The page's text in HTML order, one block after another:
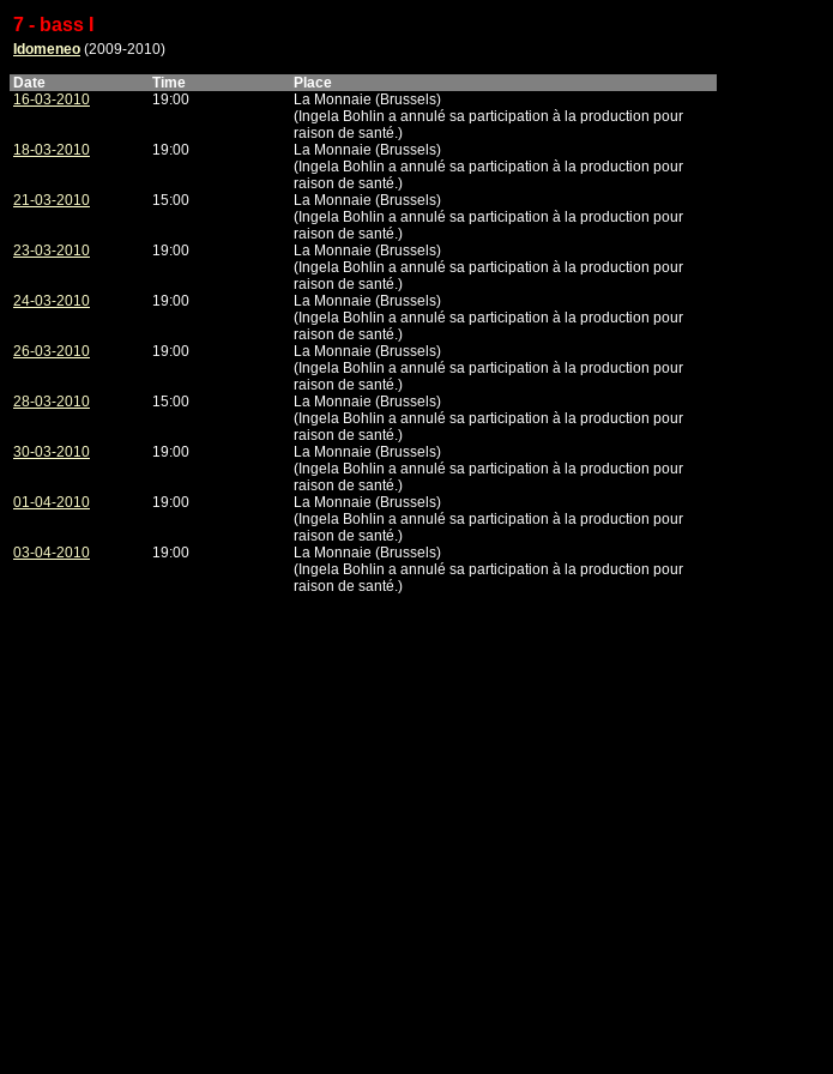
7 - bass I
Idomeneo (2009-2010)
Date
Time
Place
16-03-2010
19:00
La Monnaie (Brussels)
(Ingela Bohlin a annulé sa participation à la production pour
raison de santé.)
18-03-2010
19:00
La Monnaie (Brussels)
(Ingela Bohlin a annulé sa participation à la production pour
raison de santé.)
21-03-2010
15:00
La Monnaie (Brussels)
(Ingela Bohlin a annulé sa participation à la production pour
raison de santé.)
23-03-2010
19:00
La Monnaie (Brussels)
(Ingela Bohlin a annulé sa participation à la production pour
raison de santé.)
24-03-2010
19:00
La Monnaie (Brussels)
(Ingela Bohlin a annulé sa participation à la production pour
raison de santé.)
26-03-2010
19:00
La Monnaie (Brussels)
(Ingela Bohlin a annulé sa participation à la production pour
raison de santé.)
28-03-2010
15:00
La Monnaie (Brussels)
(Ingela Bohlin a annulé sa participation à la production pour
raison de santé.)
30-03-2010
19:00
La Monnaie (Brussels)
(Ingela Bohlin a annulé sa participation à la production pour
raison de santé.)
01-04-2010
19:00
La Monnaie (Brussels)
(Ingela Bohlin a annulé sa participation à la production pour
raison de santé.)
03-04-2010
19:00
La Monnaie (Brussels)
(Ingela Bohlin a annulé sa participation à la production pour
raison de santé.)